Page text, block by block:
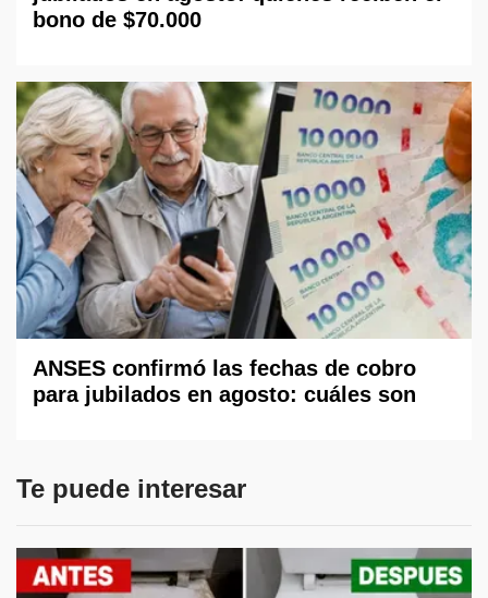
bono de $70.000
ANSES confirmó las fechas de cobro
para jubilados en agosto: cuáles son
Te puede interesar